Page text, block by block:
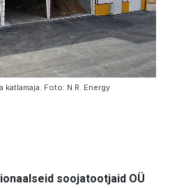
katlamaja. Foto: N.R. Energy
soojatootjaid OÜ